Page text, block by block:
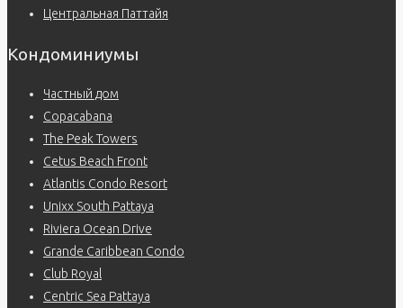
Центральная Паттайя
Кондоминиумы
Частный дом
Copacabana
The Peak Towers
Cetus Beach Front
Atlantis Condo Resort
Unixx South Pattaya
Riviera Ocean Drive
Grande Caribbean Condo
Club Royal
Centric Sea Pattaya